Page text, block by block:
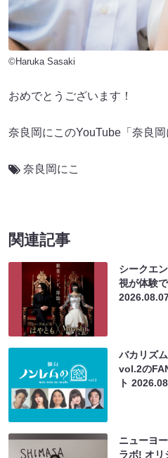
©Haruka Sasaki
おめでとうございます！
奈良岡にこのYouTube「奈良
奈良岡にこ
関連記事
シークエ
視が体験
バカリズ
vol.2の
ト
ニューヨ
ラボ! オリ